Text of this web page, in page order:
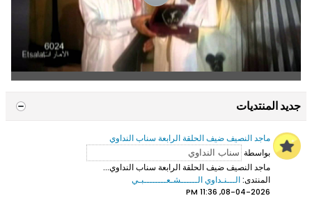
جديد المنتديات
ماجد النصيف ضيف الحلقة الرابعة سناب النداوي
بواسطة
ماجد النصيف ضيف الحلقة الرابعة سناب النداوي...
المنتدى:الـــنـداوي الــــــشـعــــــــبـي
08-04-2026, 11:36 PM